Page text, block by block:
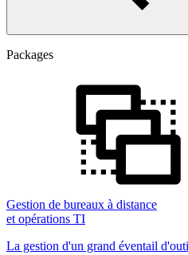
Packages
Gestion de bureaux à distance
et opérations TI
La gestion d'un grand éventail